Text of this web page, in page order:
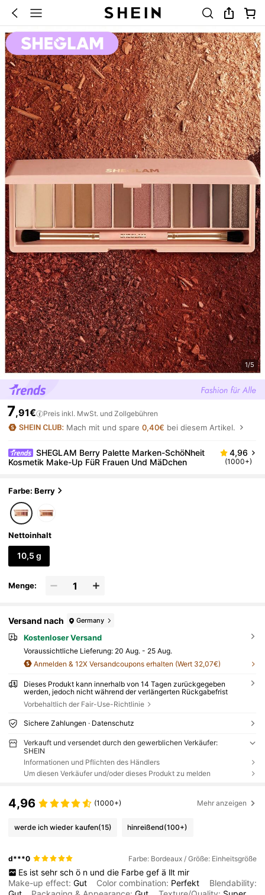
1/5
7,91€ Preis inkl. MwSt. und Zollgebühren
Mach mit und spare0,40€ bei diesem Artikel.
SHEGLAM Berry Palette Marken-SchöNheit
Kosmetik Make-Up FüR Frauen Und MäDchen
4,96
(1000+)
Farbe: Berry
Nettoinhalt
10,5 g
Menge:
Versand nach Germany
Kostenloser Versand
Voraussichtliche Lieferung: 20 Aug. - 25 Aug.
Anmelden & 12X Versandcoupons erhalten (Wert 32,07€)
Dieses Produkt kann innerhalb von 14 Tagen zurückgegeben
werden, jedoch nicht während der verlängerten Rückgabefrist
Vorbehaltlich der Fair-Use-Richtlinie
Sichere Zahlungen · Datenschutz
Verkauft und versendet durch den gewerblichen Verkäufer:
SHEIN
Informationen und Pflichten des Händlers
Um diesen Verkäufer und/oder dieses Produkt zu melden
4,96 (1000+) Mehr anzeigen
werde ich wieder kaufen(15) hinreißend(100+)
d***0 Farbe: Bordeaux / Größe: Einheitsgröße
Es ist sehr sch ö n und die Farbe gef ä llt mir
Make-up effect:Gut Color combination: Perfekt
Blendability: